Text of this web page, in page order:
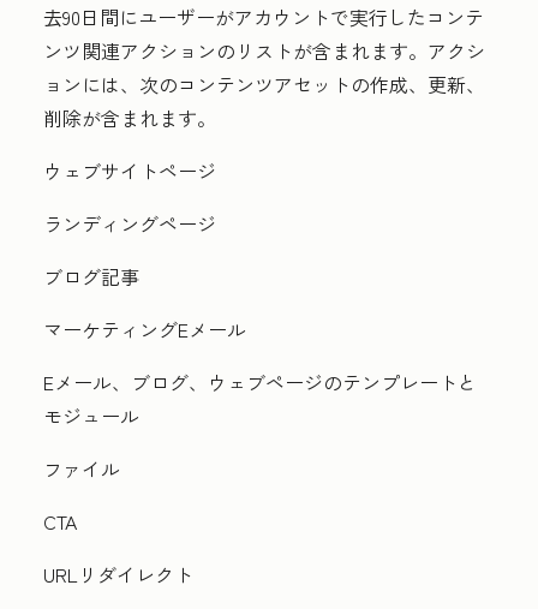
去90日間にユーザーがアカウントで実行したコンテ
ンツ関連アクションのリストが含まれます。アクシ
ョンには、次のコンテンツアセットの作成、更新、
削除が含まれます。
ウェブサイトページ
ランディングページ
ブログ記事
マーケティングEメール
Eメール、ブログ、ウェブページのテンプレートと
モジュール
ファイル
CTA
URLリダイレクト